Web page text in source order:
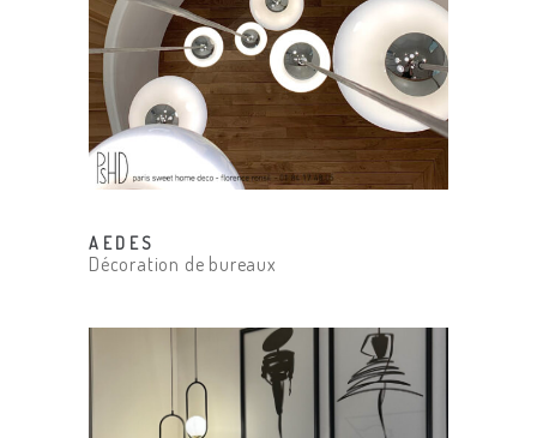
AEDES
Décoration de bureaux